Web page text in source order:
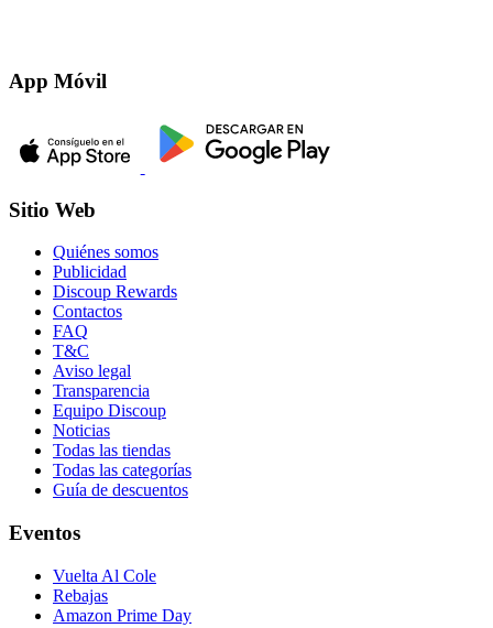
App Móvil
Sitio Web
Quiénes somos
Publicidad
Discoup Rewards
Contactos
FAQ
T&C
Aviso legal
Transparencia
Equipo Discoup
Noticias
Todas las tiendas
Todas las categorías
Guía de descuentos
Eventos
Vuelta Al Cole
Rebajas
Amazon Prime Day